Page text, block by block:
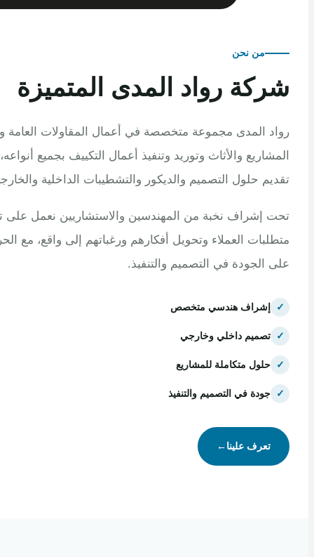
من نحن
رواد المدى المتميزة
المدى مجموعة متخصصة في أعمال المقاولات العامة وتنفيذ
والأثاث وتوريد وتنفيذ أعمال التكييف بجميع أنواعه، مع
حلول التصميم والديكور والتشطيبات الداخلية والخارجية.
إشراف نخبة من المهندسين والاستشاريين نعمل على تلبية
العملاء وتحويل أفكارهم ورغباتهم إلى واقع، مع الحرص
في التصميم والتنفيذ.
إشراف هندسي متخصص
تصميم داخلي وخارجي
حلول متكاملة للمشاريع
جودة في التصميم والتنفيذ
تعرف علينا←